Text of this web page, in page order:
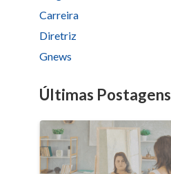
Carreira
Diretriz
Gnews
Últimas Postagens